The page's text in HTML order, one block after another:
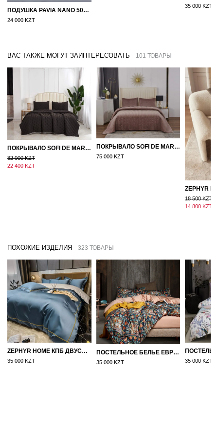
ПОДУШКА PAVIA NANO 50X70
24 000 KZT
35 000 KZT
ВАС ТАКЖЕ МОГУТ ЗАИНТЕРЕСОВАТЬ 101 ТОВАРЫ
ПОКРЫВАЛО SOFI DE MARKO 160×220 БРОУДИ ЧЕРНО-БЕЖЕВОЕ
32 000 KZT
22 400 KZT
ПОКРЫВАЛО SOFI DE MARKO ВЕЛЮР 240×260 ФЕРДИНАНД (МОККО)
75 000 KZT
18 500 KZT
14 800 KZT
ПОХОЖИЕ ИЗДЕЛИЯ 323 ТОВАРЫ
ZEPHYR HOME КПБ ДВУСПАЛКА ЕВРО МАКО-САТИН 100S СИНИЙ
35 000 KZT
ПОСТЕЛЬНОЕ БЕЛЬЕ ЕВРО (ДВУСПАЛКА) ЕГИПЕТСКИЙ ХЛОПОК УЗОРЫ НА БЕЖЕВОМ
35 000 KZT 35 000 KZT